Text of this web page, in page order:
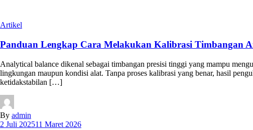
Artikel
Panduan Lengkap Cara Melakukan Kalibrasi Timbangan
Analytical balance dikenal sebagai timbangan presisi tinggi yang mampu
lingkungan maupun kondisi alat. Tanpa proses kalibrasi yang benar, hasil
ketidakstabilan […]
By admin
2 Juli 202511 Maret 2026